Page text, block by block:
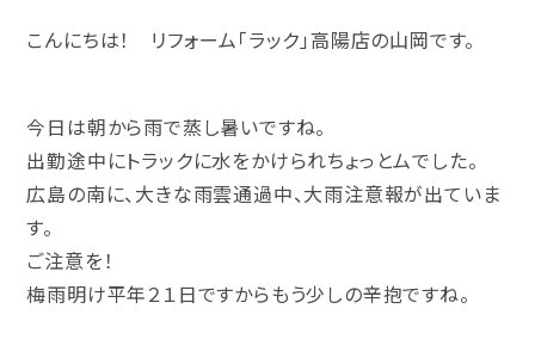
こんにちは！ リフォーム「ラック」高陽店の山岡です。
今日は朝から雨で蒸し暑いですね。
出勤途中にトラックに水をかけられちょっとムでした。
広島の南に、大きな雨雲通過中、大雨注意報が出ていま
す。
ご注意を！
梅雨明け平年２１日ですからもう少しの辛抱ですね。